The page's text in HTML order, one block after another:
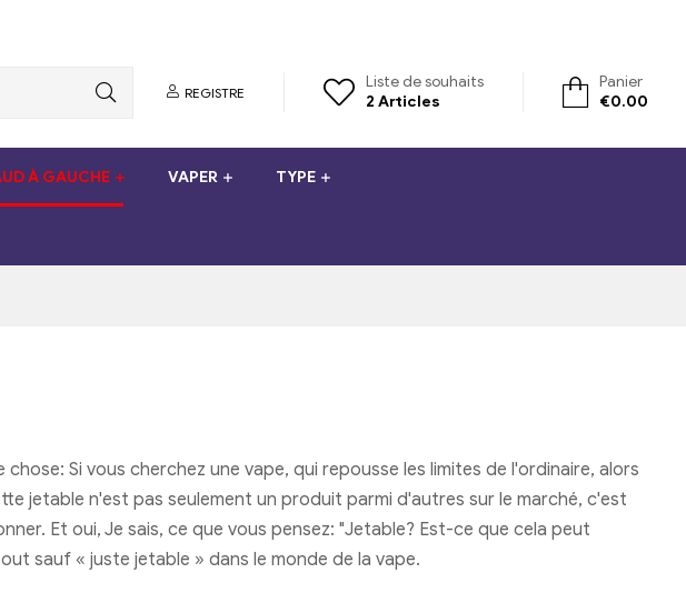
REGISTRE
Liste de souhaits
2 Articles
Panier
€0.00
À GAUCHE VAPER TYPE
Si vous cherchez une vape, qui repousse les limites de l'ordinaire, alors
jetable n'est pas seulement un produit parmi d'autres sur le marché, c'est
Et oui, Je sais, ce que vous pensez: "Jetable? Est-ce que cela peut
sauf « juste jetable » dans le monde de la vape.